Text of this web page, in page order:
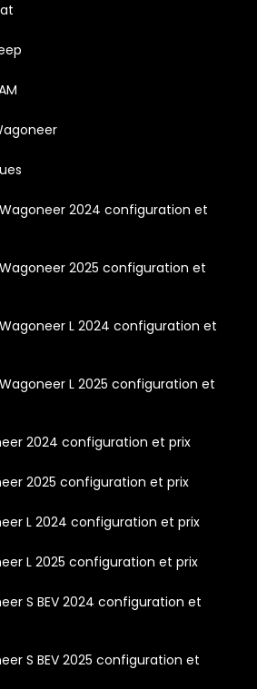
2024 configuration et
2025 configuration et
L 2024 configuration et
L 2025 configuration et
2024 configuration et prix
2025 configuration et prix
L 2024 configuration et prix
L 2025 configuration et prix
S BEV 2024 configuration et
S BEV 2025 configuration et